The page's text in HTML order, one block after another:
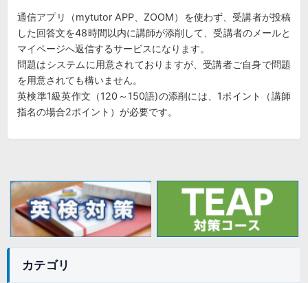
通信アプリ（mytutor APP、ZOOM）を使わず、受講者が投稿
した回答文を48時間以内に講師が添削して、受講者のメールと
マイページへ返信するサービスになります。
問題はシステムに用意されておりますが、受講者ご自身で問題
を用意されても構いません。
英検準1級英作文（120～150語)の添削には、1ポイント（講師
指名の場合2ポイント）が必要です。
カテゴリ